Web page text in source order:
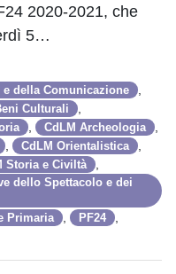
2020-2021, che
5…
della Comunicazione
Culturali
CdLM Archeologia
CdLM Orientalistica
Storia e Civiltà
dello Spettacolo e dei
Primaria PF24